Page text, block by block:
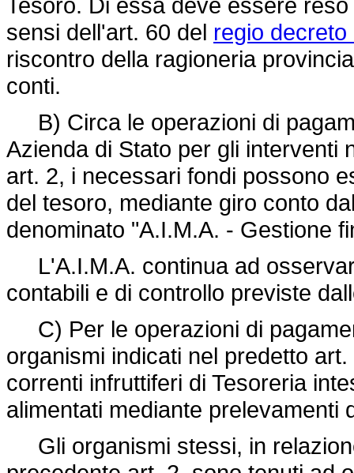
sensi dell'art. 60 del regio
riscontro della ragioneria
conti.
B) Circa le operazioni di
Azienda di Stato per gli interventi
art. 2, i necessari fondi possono
del tesoro, mediante giro conto
denominato "A.I.M.A. - Gestione
L'A.I.M.A. continua ad
contabili e di controllo previste
C) Per le operazioni di
organismi indicati nel predetto
correnti infruttiferi di Tesoreria
alimentati mediante prelevamenti
Gli organismi stessi, in